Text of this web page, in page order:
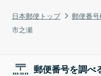
日本郵便トップ 郵便番
市之瀬
郵便番号を調べ